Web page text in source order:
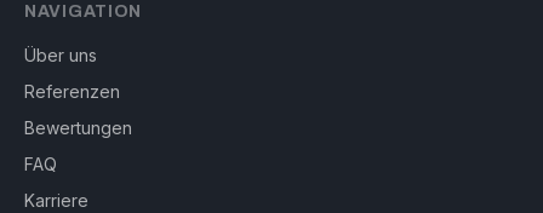
NAVIGATION
Über uns
Referenzen
Bewertungen
FAQ
Karriere